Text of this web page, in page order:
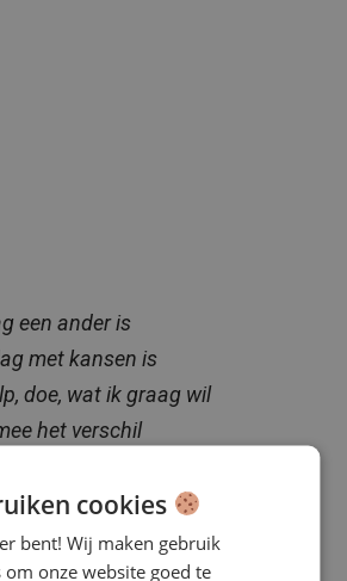
een ander is
met kansen is
doe, wat ik graag wil
het verschil
vooruit
uit, vandaag iets goeds
iets onbetaalbaars
cookies
bent! Wij maken gebruik
om onze website goed te